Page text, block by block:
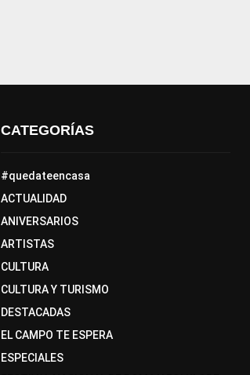
CATEGORÍAS
#quedateencasa
ACTUALIDAD
ANIVERSARIOS
ARTISTAS
CULTURA
CULTURA Y TURISMO
DESTACADAS
EL CAMPO TE ESPERA
ESPECIALES